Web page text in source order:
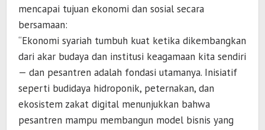
mencapai tujuan ekonomi dan sosial secara
bersamaan:
“Ekonomi syariah tumbuh kuat ketika dikembangkan
dari akar budaya dan institusi keagamaan kita sendiri
— dan pesantren adalah fondasi utamanya. Inisiatif
seperti budidaya hidroponik, peternakan, dan
ekosistem zakat digital menunjukkan bahwa
pesantren mampu membangun model bisnis yang